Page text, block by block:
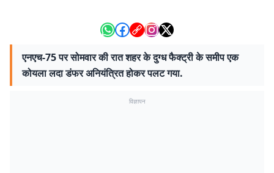
एनएच-75 पर सोमवार की रात शहर के दुग्ध फैक्ट्री के समीप एक
कोयला लदा डंफर अनियंत्रित होकर पलट गया.
विज्ञापन